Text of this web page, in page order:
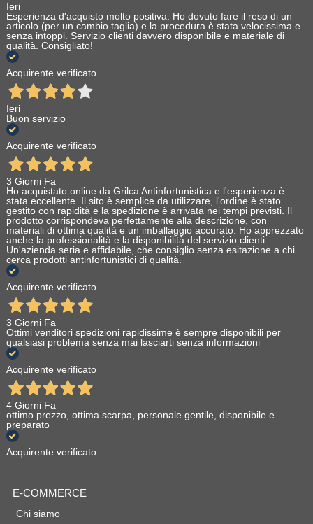
Ieri
Esperienza d'acquisto molto positiva. Ho dovuto fare il reso di un
articolo (per un cambio taglia) e la procedura è stata velocissima e
senza intoppi. Servizio clienti davvero disponibile e materiale di
qualità. Consigliato!
Acquirente verificato
Ieri
Buon servizio
Acquirente verificato
3 Giorni Fa
Ho acquistato online da Grilca Antinfortunistica e l'esperienza è
stata eccellente. Il sito è semplice da utilizzare, l'ordine è stato
gestito con rapidità e la spedizione è arrivata nei tempi previsti. Il
prodotto corrispondeva perfettamente alla descrizione, con
materiali di ottima qualità e un imballaggio accurato. Ho apprezzato
anche la professionalità e la disponibilità del servizio clienti.
Un'azienda seria e affidabile, che consiglio senza esitazione a chi
cerca prodotti antinfortunistici di qualità.
Acquirente verificato
3 Giorni Fa
Ottimi venditori spedizioni rapidissime è sempre disponibili per
qualsiasi problema senza mai lasciarti senza informazioni
Acquirente verificato
4 Giorni Fa
ottimo prezzo, ottima scarpa, personale gentile, disponibile e
preparato
Acquirente verificato
E-COMMERCE
Chi siamo